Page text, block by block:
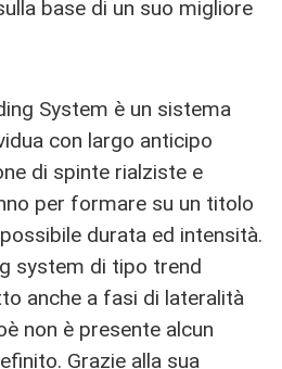
base di un suo migliore
System è un sistema
con largo anticipo
di spinte rialziste e
per formare su un titolo
durata ed intensità.
system di tipo trend
anche a fasi di lateralità
non è presente alcun
Grazie alla sua